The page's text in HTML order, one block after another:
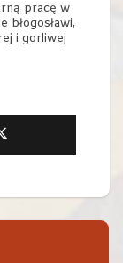
pracę w
błogosławi,
i gorliwej